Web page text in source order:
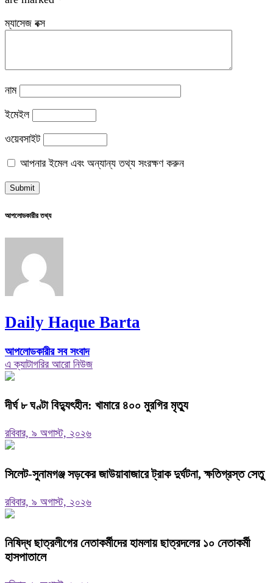
ম্যাসেজ বক্স
নাম
ইমেইল
ওয়েবসাইট
আপনার ইমেল এবং অন্যান্য তথ্য সংরক্ষণ করুন
আপলোডকারীর তথ্য
Daily Haque Barta
আপলোডকারীর সব সংবাদ
এ ক্যাটাগরির আরো নিউজ
দীর্ঘ ৮ ঘণ্টা বিদ্যুৎহীন: খামারে ৪০০ মুরগির মৃত্যু
রবিবার, ৯ অগাস্ট, ২০২৬
‎সিলেট-সুনামগঞ্জ সড়কের জাউয়াবাজারে ট্রাক দুর্ঘটনা, ক্ষতিগ্রস্ত সেতু
রবিবার, ৯ অগাস্ট, ২০২৬
নিষিদ্ধ ছাত্রলীগের নেতাকর্মীদের হামলায় ছাত্রদলের ১০ নেতাকর্মী
হাসপাতালে